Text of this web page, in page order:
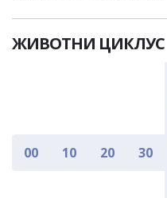
ЖИВОТНИ ЦИКЛУС
00 10 20 30